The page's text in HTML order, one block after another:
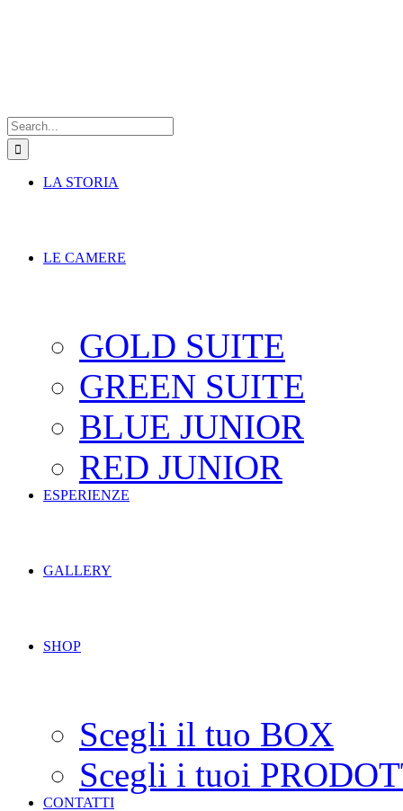
for:
LA STORIA
LE CAMERE
GOLD SUITE
GREEN SUITE
BLUE JUNIOR
RED JUNIOR
ESPERIENZE
GALLERY
SHOP
Scegli il tuo BOX
Scegli i tuoi
CONTATTI